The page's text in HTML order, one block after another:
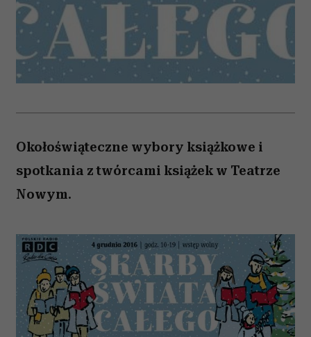
Okołoświąteczne wybory książkowe i
spotkania z twórcami książek w Teatrze
Nowym.